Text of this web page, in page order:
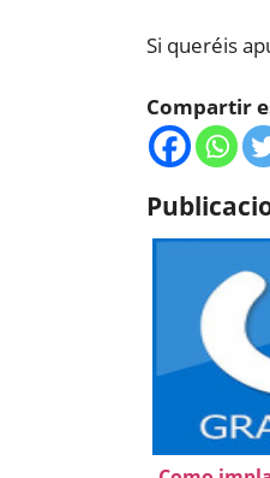
Si queréis
Compartir